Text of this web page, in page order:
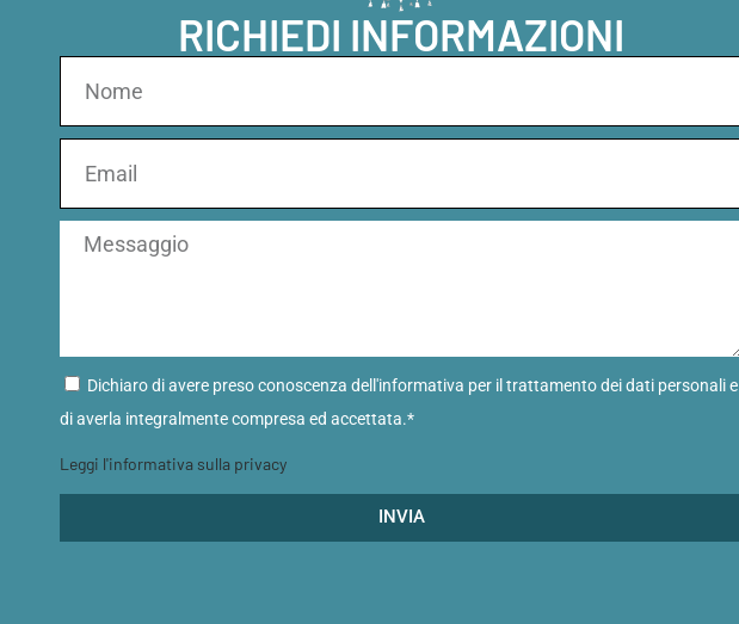
RICHIEDI INFORMAZIONI
Dichiaro di avere preso conoscenza dell'informativa per il trattamento dei dati personali e
di averla integralmente compresa ed accettata.*
Leggi l'informativa sulla privacy
INVIA